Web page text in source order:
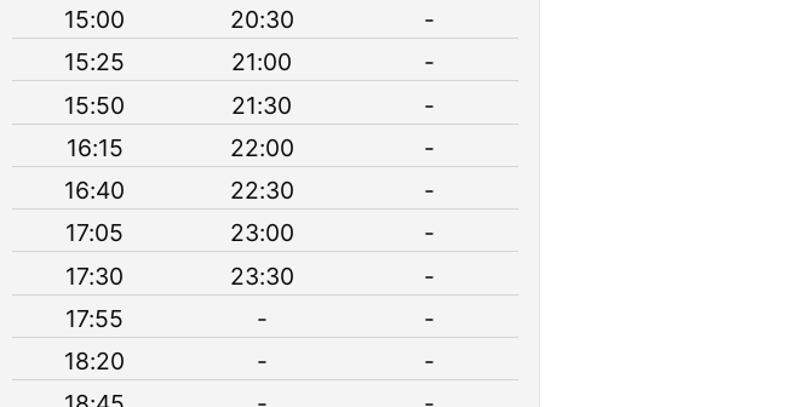
15:00
20:30
-
15:25
21:00
-
15:50
21:30
-
16:15
22:00
-
16:40
22:30
-
17:05
23:00
-
17:30
23:30
-
17:55
-
-
18:20
-
-